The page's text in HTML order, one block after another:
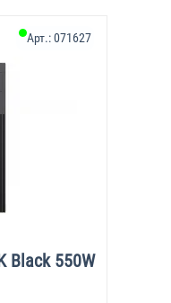
Black 550W
Арт.:071627